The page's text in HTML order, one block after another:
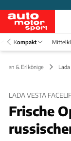
Kompakt
& Erlkönige
LADA VESTA
Frische